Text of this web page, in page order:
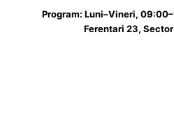
Program: Luni–Vineri,
Ferentari 23,